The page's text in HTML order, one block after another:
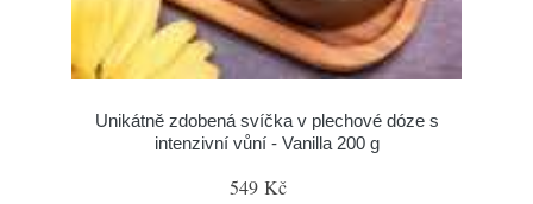
Unikátně zdobená svíčka v plechové dóze s
intenzivní vůní - Vanilla 200 g
549 Kč